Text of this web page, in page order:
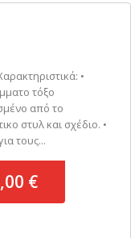
•
τόξο
από το
στυλ και σχέδιο. •
τους...
€